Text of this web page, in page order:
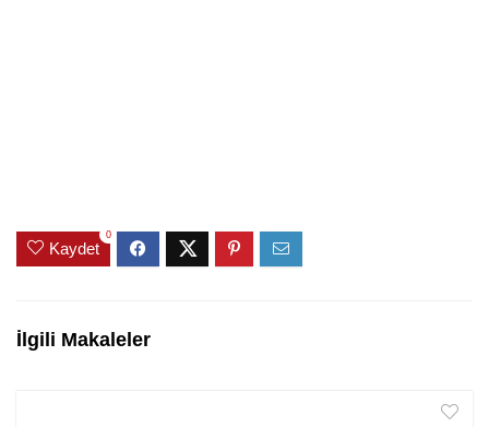
Kaydet
0
İlgili Makaleler